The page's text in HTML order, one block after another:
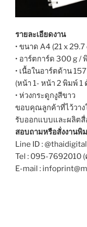
รายละเอียดงาน
• ขนาด A4 (21 x
• อาร์ตการ์ด 300 g /
• เนื้อในอาร์ตด้าน
(หน้า 1- หน้า 2 พิมพ์ 1
• ห่วงกระดูกงูสีขาว
ขอบคุณลูกค้าที่ไว้วาง
รับออกแบบและผลิต
สอบถามหรือสั่งงานพิ
Line ID :
Tel : 095-7692010
E-mail :